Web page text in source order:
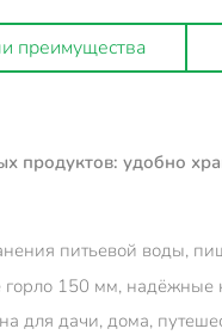
преимущества
продуктов: удобно
питьевой воды,
150 мм,
для дачи, дома,